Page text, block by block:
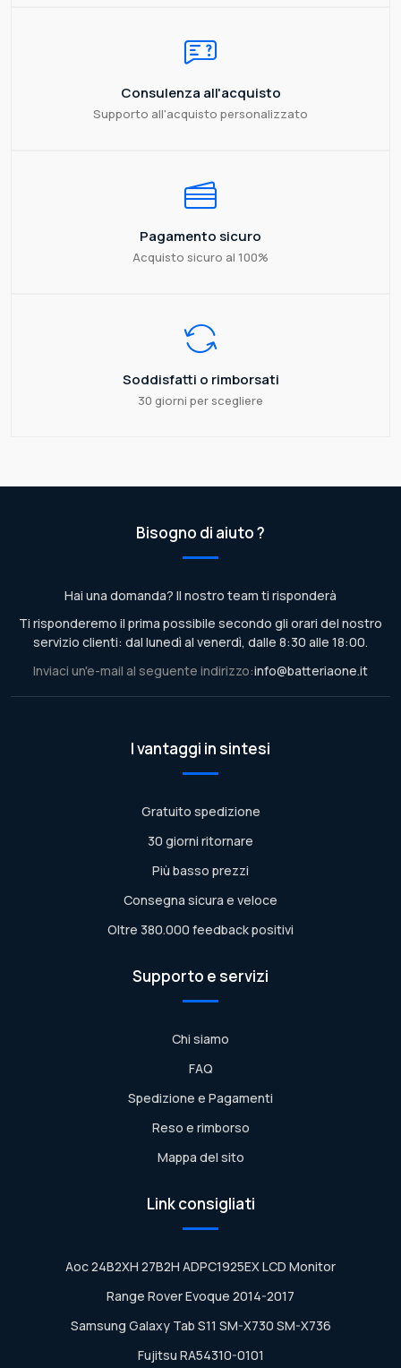
Consulenza all'acquisto
Supporto all'acquisto personalizzato
Pagamento sicuro
Acquisto sicuro al 100%
Soddisfatti o rimborsati
30 giorni per scegliere
Bisogno di aiuto ?
Hai una domanda? Il nostro team ti risponderà
Ti risponderemo il prima possibile secondo gli orari del nostro
servizio clienti: dal lunedì al venerdì, dalle 8:30 alle 18:00.
Inviaci un'e-mail al seguente indirizzo:info@batteriaone.it
I vantaggi in sintesi
Gratuito spedizione
30 giorni ritornare
Più basso prezzi
Consegna sicura e veloce
Oltre 380.000 feedback positivi
Supporto e servizi
Chi siamo
FAQ
Spedizione e Pagamenti
Reso e rimborso
Mappa del sito
Link consigliati
Aoc 24B2XH 27B2H ADPC1925EX LCD Monitor
Range Rover Evoque 2014-2017
Samsung Galaxy Tab S11 SM-X730 SM-X736
Fujitsu RA54310-0101